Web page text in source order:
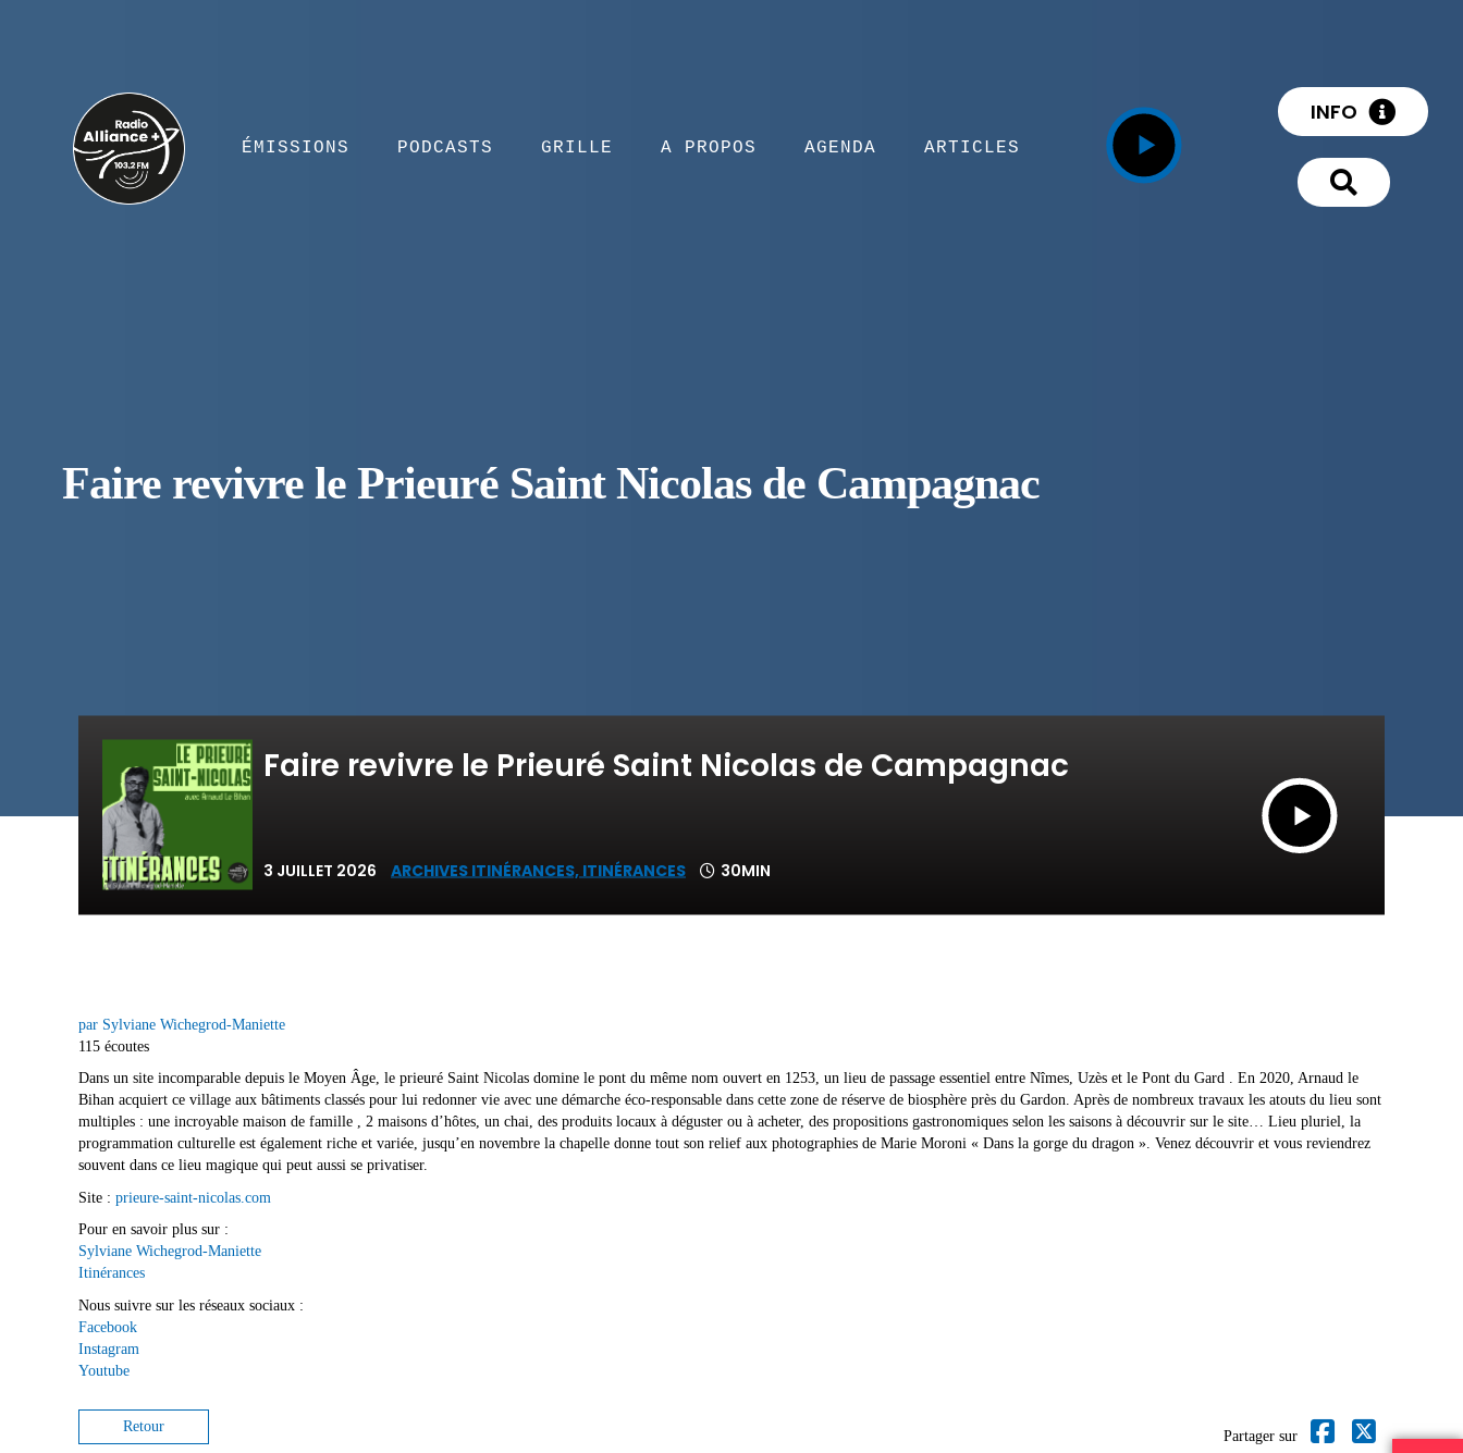
ÉMISSIONS PODCASTS GRILLE A PROPOS AGENDA ARTICLES
INFO
Faire revivre le Prieuré Saint Nicolas de Campagnac
Faire revivre le Prieuré Saint Nicolas de Campagnac
3 JUILLET 2026 ARCHIVES ITINÉRANCES, ITINÉRANCES 30MIN
par Sylviane Wichegrod-Maniette
115 écoutes
Dans un site incomparable depuis le Moyen Âge, le prieuré Saint Nicolas domine le pont du même nom ouvert en 1253, un lieu de passage essentiel entre Nîmes, Uzès et le Pont du Gard . En 2020, Arnaud le
Bihan acquiert ce village aux bâtiments classés pour lui redonner vie avec une démarche éco-responsable dans cette zone de réserve de biosphère près du Gardon. Après de nombreux travaux les atouts du lieu sont
multiples : une incroyable maison de famille , 2 maisons d’hôtes, un chai, des produits locaux à déguster ou à acheter, des propositions gastronomiques selon les saisons à découvrir sur le site… Lieu pluriel, la
programmation culturelle est également riche et variée, jusqu’en novembre la chapelle donne tout son relief aux photographies de Marie Moroni « Dans la gorge du dragon ». Venez découvrir et vous reviendrez
souvent dans ce lieu magique qui peut aussi se privatiser.
Site : prieure-saint-nicolas.com
Pour en savoir plus sur :
Sylviane Wichegrod-Maniette
Itinérances
Nous suivre sur les réseaux sociaux :
Facebook
Instagram
Youtube
Retour
Partager sur